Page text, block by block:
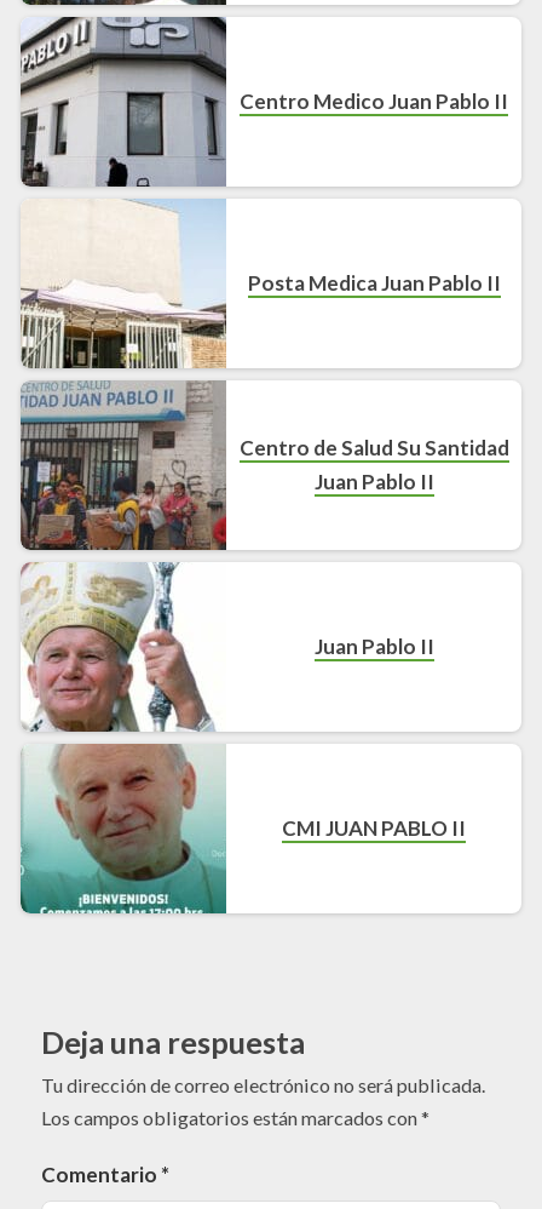
Centro Medico Juan Pablo II
Posta Medica Juan Pablo II
Centro de Salud Su Santidad
Juan Pablo II
Juan Pablo II
CMI JUAN PABLO II
Deja una respuesta
Tu dirección de correo electrónico no será publicada.
Los campos obligatorios están marcados con*
Comentario *